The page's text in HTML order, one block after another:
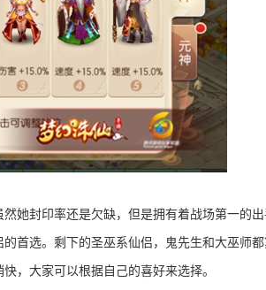
她封印率还是欠缺，但是拥有着战场第一的
首选。剩下的圣巫系仙侣，鬼先生和大巫师
，大家可以根据自己的喜好来选择。